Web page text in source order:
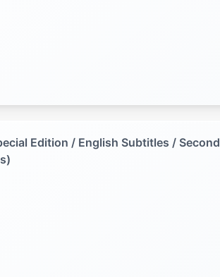
Edition / English Subtitles / Second